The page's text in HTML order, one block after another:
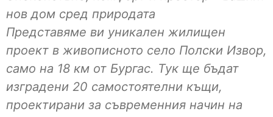
нов дом сред природата
Представяме ви уникален жилищен
проект в живописното село Полски Извор,
само на 18 км от Бургас. Тук ще бъдат
изградени 20 самостоятелни къщи,
проектирани за съвременния начин на